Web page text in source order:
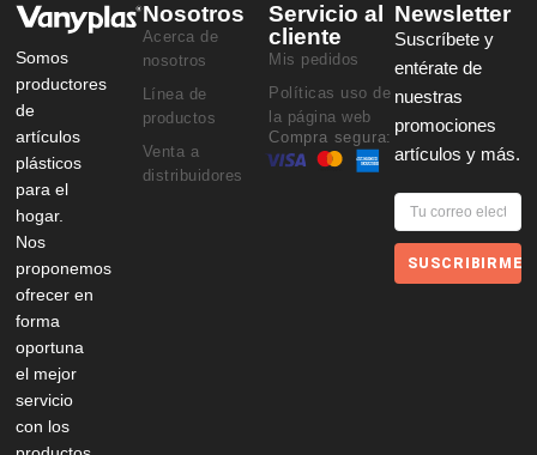
Somos
productores
de
artículos
plásticos
para el
hogar.
Nos
proponemos
ofrecer en
forma
oportuna
el mejor
servicio
con los
Nosotros
Acerca de
nosotros
Línea de
productos
Venta a
distribuidores
Servicio al
cliente
Mis pedidos
Políticas uso de
la página web
Compra segura:
Newsletter
Suscríbete y
entérate de
nuestras
promociones
artículos y más.
SUSCRIBIRME